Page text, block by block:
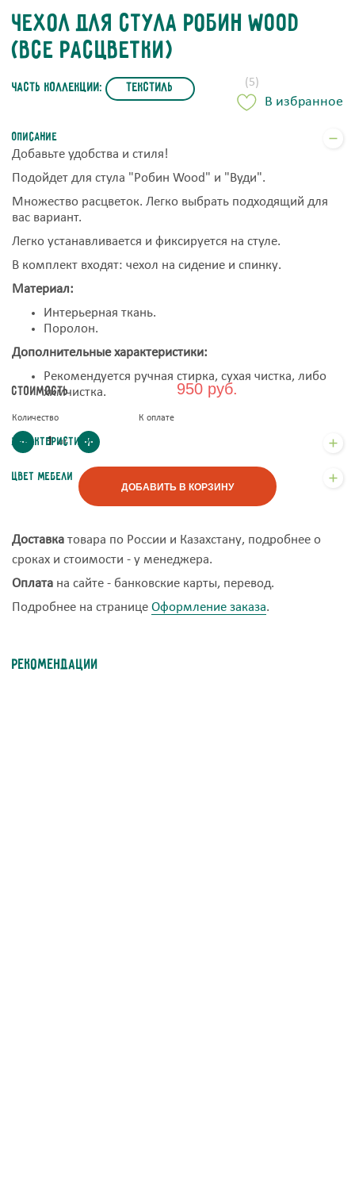
Стоимость 950 руб.
Количество
шт
К оплате
ДОБАВИТЬ В КОРЗИНУ
Доставка товара по России и Казахстану, подробнее о
сроках и стоимости - у менеджера.
Оплата на сайте - банковские карты, перевод.
Подробнее на странице Оформление заказа.
Чехол для стула Робин WOOD
(все расцветки)
часть коллекции: Текстиль (5)
В избранное
Описание
Добавьте удобства и стиля!
Подойдет для стула "Робин Wood" и "Вуди".
Множество расцветок. Легко выбрать подходящий для
вас вариант.
Легко устанавливается и фиксируется на стуле.
В комплект входят: чехол на сидение и спинку.
Материал:
Интерьерная ткань.
Поролон.
Дополнительные характеристики:
Рекомендуется ручная стирка, сухая чистка, либо
химчистка.
Характеристики
Цвет мебели
Рекомендации